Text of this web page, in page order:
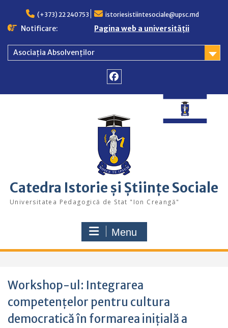
content
(+373) 22 240753 istoriesistiintesociale@upsc.md
Notificare: Pagina web a universității
Asociația Absolvenților
Catedra Istorie și Științe Sociale
Universitatea Pedagogică de Stat "Ion Creangă"
Menu
Workshop-ul: Integrarea
competențelor pentru cultura
democratică în formarea inițială a